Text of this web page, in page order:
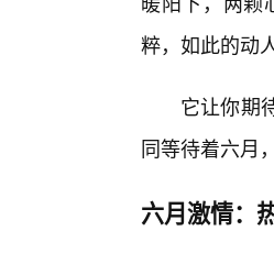
粹，如此的动
它让你期
同等待着六月
六月激情：